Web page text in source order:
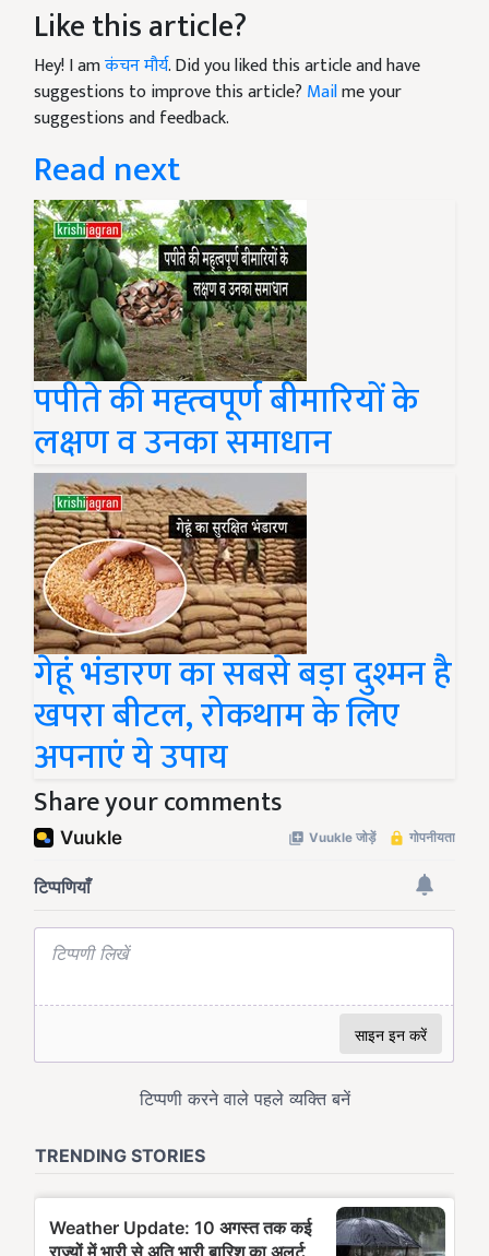
Like this article?
Hey! I amकंचन मौर्य. Did you liked this article and have
suggestions to improve this article? Mailme your
suggestions and feedback.
Read next
पपीते की मह्त्वपूर्ण बीमारियों के
लक्षण व उनका समाधान
गेहूं भंडारण का सबसे बड़ा दुश्मन है
खपरा बीटल, रोकथाम के लिए
अपनाएं ये उपाय
Share your comments